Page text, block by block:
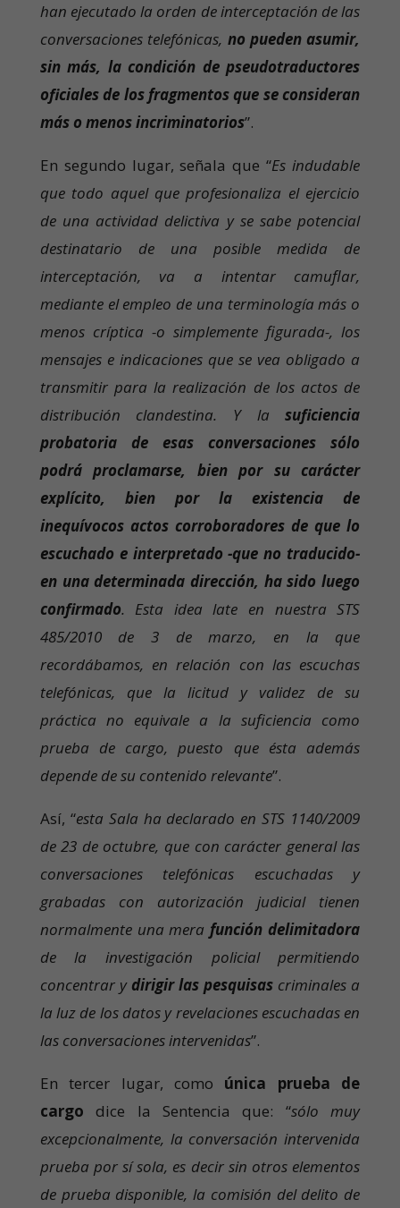
han ejecutado la orden de interceptación de las
conversaciones telefónicas, no pueden asumir,
sin más, la condición de pseudotraductores
oficiales de los fragmentos que se consideran
más o menos incriminatorios”.
En segundo lugar, señala que “Es indudable
que todo aquel que profesionaliza el ejercicio
de una actividad delictiva y se sabe potencial
destinatario de una posible medida de
interceptación, va a intentar camuflar,
mediante el empleo de una terminología más o
menos críptica -o simplemente figurada-, los
mensajes e indicaciones que se vea obligado a
transmitir para la realización de los actos de
distribución clandestina. Y la suficiencia
probatoria de esas conversaciones sólo
podrá proclamarse, bien por su carácter
explícito, bien por la existencia de
inequívocos actos corroboradores de que lo
escuchado e interpretado -que no traducido-
en una determinada dirección, ha sido luego
confirmado. Esta idea late en nuestra STS
485/2010 de 3 de marzo, en la que
recordábamos, en relación con las escuchas
telefónicas, que la licitud y validez de su
práctica no equivale a la suficiencia como
prueba de cargo, puesto que ésta además
depende de su contenido relevante”.
Así, “esta Sala ha declarado en STS 1140/2009
de 23 de octubre, que con carácter general las
conversaciones telefónicas escuchadas y
grabadas con autorización judicial tienen
normalmente una mera función delimitadora
de la investigación policial permitiendo
concentrar y dirigir las pesquisas criminales a
la luz de los datos y revelaciones escuchadas en
las conversaciones intervenidas”.
En tercer lugar, como única prueba de
cargo dice la Sentencia que: “sólo muy
excepcionalmente, la conversación intervenida
prueba por sí sola, es decir sin otros elementos
de prueba disponible, la comisión del delito de